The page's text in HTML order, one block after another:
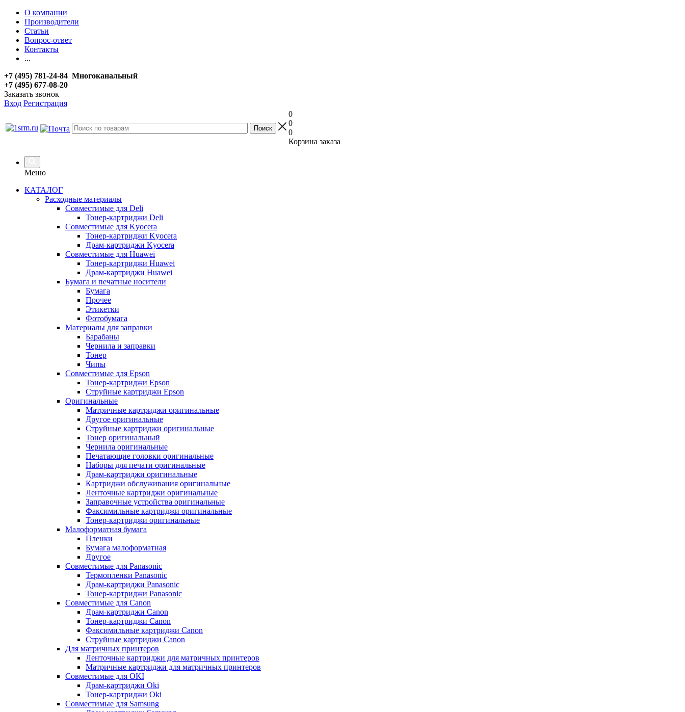
О компании
Производители
Статьи
Вопрос-ответ
Контакты
...
+7 (495) 781-24-84 Многоканальный
+7 (495) 677-08-20
Заказать звонок
Вход Регистрация
0
0
0
Корзина заказа
Меню
КАТАЛОГ
Расходные материалы
Совместимые для Deli
Тонер-картриджи Deli
Совместимые для Kyocera
Тонер-картриджи Kyocera
Драм-картриджи Kyocera
Совместимые для Huawei
Тонер-картриджи Huawei
Драм-картриджи Huawei
Бумага и печатные носители
Бумага
Прочее
Этикетки
Фотобумага
Материалы для заправки
Барабаны
Чернила и заправки
Тонер
Чипы
Совместимые для Epson
Тонер-картриджи Epson
Струйные картриджи Epson
Оригинальные
Матричные картриджи оригинальные
Другое оригинальные
Струйные картриджи оригинальные
Тонер оригинальный
Чернила оригинальные
Печатающие головки оригинальные
Наборы для печати оригинальные
Драм-картриджи оригинальные
Картриджи обслуживания оригинальные
Ленточные картриджи оригинальные
Заправочные устройства оригинальные
Факсимильные картриджи оригинальные
Тонер-картриджи оригинальные
Малоформатная бумага
Пленки
Бумага малоформатная
Другое
Совместимые для Panasonic
Термопленки Panasonic
Драм-картриджи Panasonic
Тонер-картриджи Panasonic
Совместимые для Canon
Драм-картриджи Canon
Тонер-картриджи Canon
Факсимильные картриджи Canon
Струйные картриджи Canon
Для матричных принтеров
Ленточные картриджи для матричных принтеров
Матричные картриджи для матричных принтеров
Совместимые для OKI
Драм-картриджи Oki
Тонер-картриджи Oki
Совместимые для Samsung